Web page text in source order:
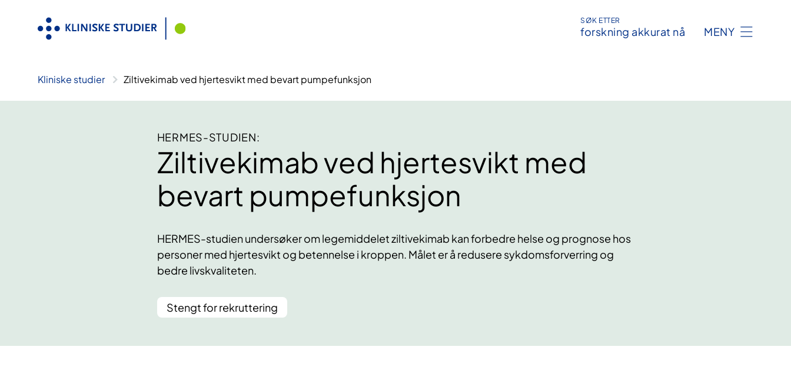
SØK ETTER
forskning akkurat nå MENY
Kliniske studier Ziltivekimab ved hjertesvikt med bevart pumpefunksjon
HERMES-STUDIEN:
Ziltivekimab ved hjertesvikt med
bevart pumpefunksjon
HERMES-studien undersøker om legemiddelet ziltivekimab kan forbedre helse og prognose hos
personer med hjertesvikt og betennelse i kroppen. Målet er å redusere sykdomsforverring og
bedre livskvaliteten.
Stengt for rekruttering